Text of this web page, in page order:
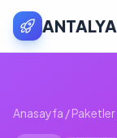
ANTALYA
Anasayfa /Paketler